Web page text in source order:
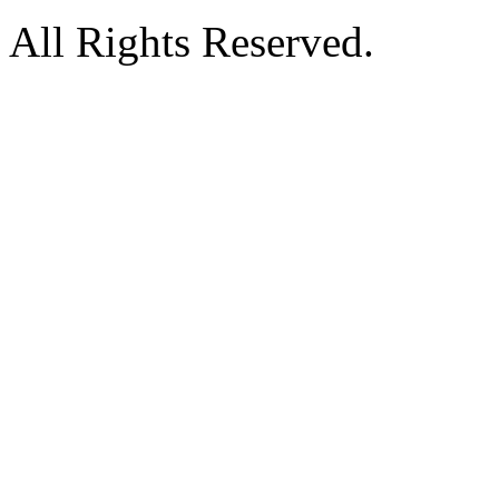
All Rights Reserved.